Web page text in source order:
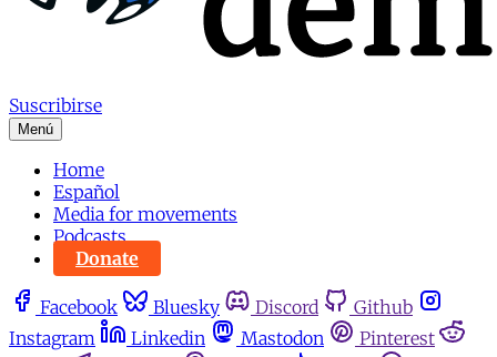
Suscribirse
Menú
Home
Español
Media for movements
Podcasts
Donate
Facebook Bluesky Discord
Github
Instagram
Linkedin Mastodon
Pinterest